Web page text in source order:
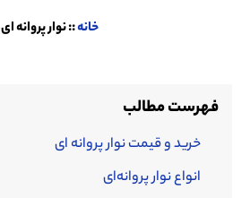
خانه::نوار پروانه ای
فهرست مطالب
خرید و قیمت نوار پروانه ای
انواع نوار پروانه‌ای